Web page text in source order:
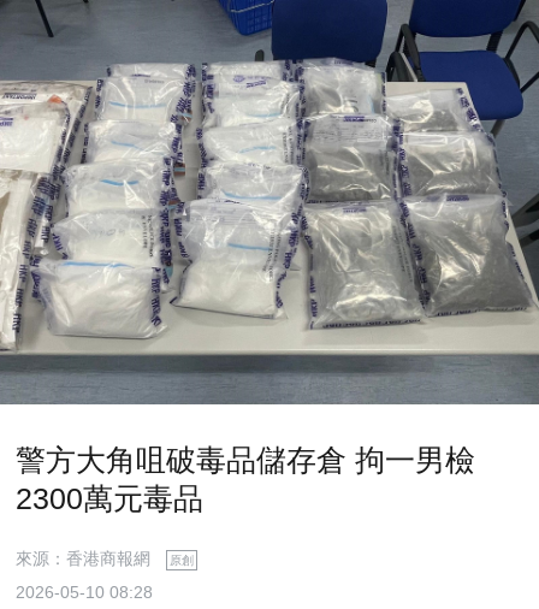
警方大角咀破毒品儲存倉 拘一男檢
2300萬元毒品
來源：香港商報網 原創
2026-05-10 08:28